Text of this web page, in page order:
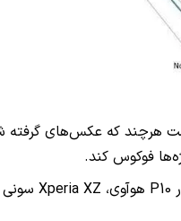
بیرونی اشاره شده است هرچند
فوکوس کند.
P10 هوآوی، Xperia XZ